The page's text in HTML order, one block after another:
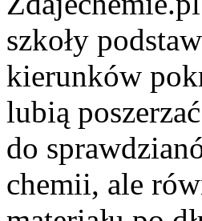
szkoły
kierunków
lubią
do
chemii, ale